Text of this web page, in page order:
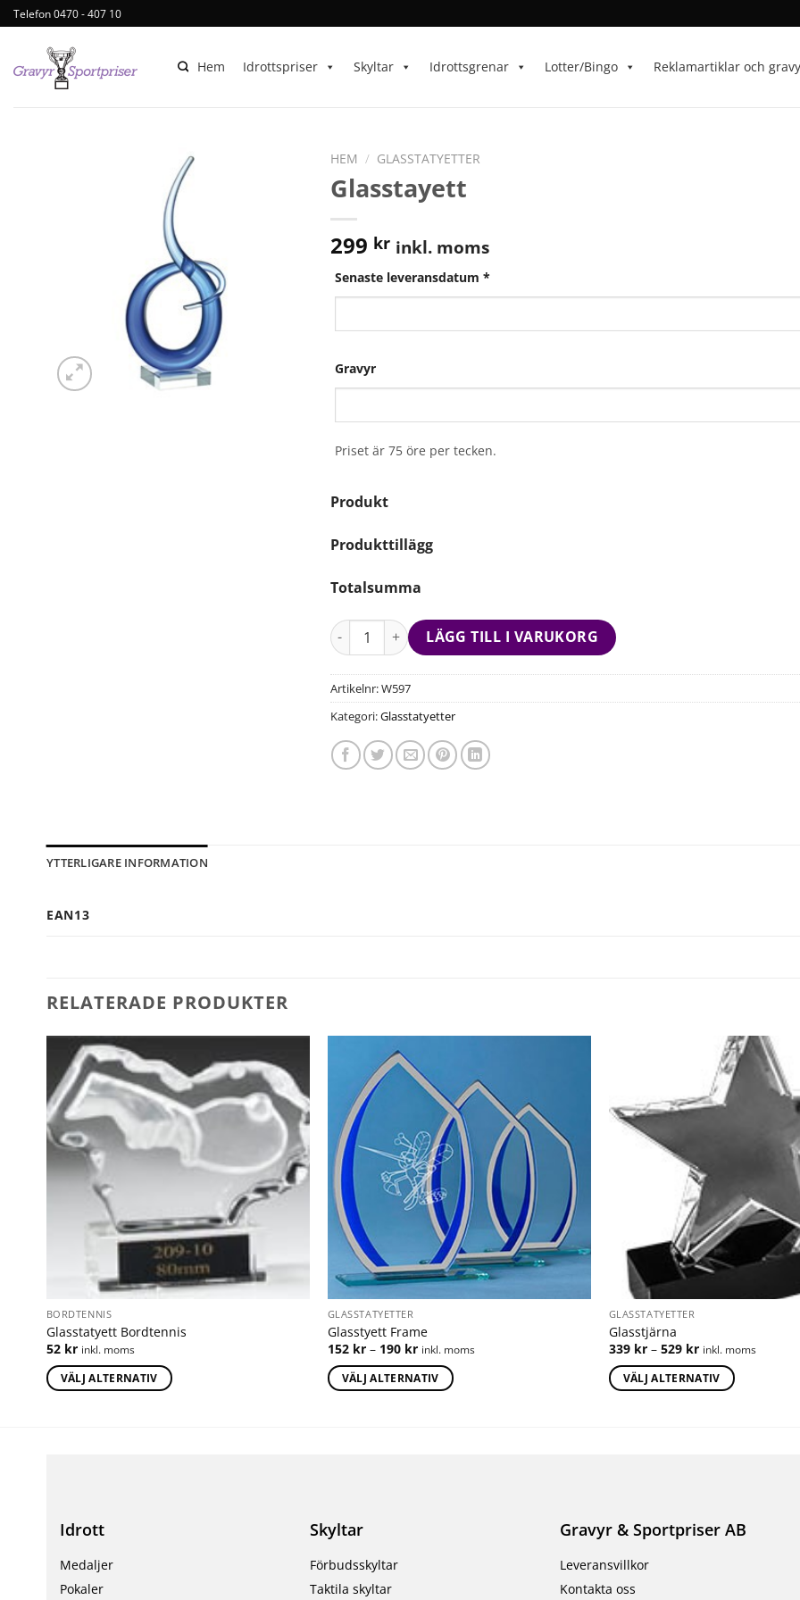
Telefon 0470 - 407 10
Hem Idrottspriser Skyltar Idrottsgrenar Lotter/Bingo Reklamartiklar och
HEM / GLASSTATYETTER
Glasstayett
299 kr inkl. moms
Senaste leveransdatum *
Gravyr
Priset är 75 öre per tecken.
Produkt
Produkttillägg
Totalsumma
LÄGG TILL I VARUKORG
Artikelnr:W597
Kategori:Glasstatyetter
YTTERLIGARE INFORMATION
EAN13
RELATERADE PRODUKTER
BORDTENNIS
Glasstatyett Bordtennis
52 kr inkl. moms
VÄLJ ALTERNATIV
GLASSTATYETTER
Glasstyett Frame
152 kr – 190 kr inkl. moms
VÄLJ ALTERNATIV
GLASSTATYETTER
Glasstjärna
339 kr – 529 kr inkl. moms
VÄLJ ALTERNATIV
Idrott
Medaljer
Pokaler
Skyltar
Förbudsskyltar
Taktila skyltar
Gravyr & Sportpriser AB
Leveransvillkor
Kontakta oss